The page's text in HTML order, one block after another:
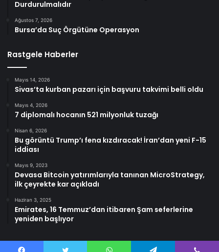
Durdurulmalıdır
Ağustos 7, 2026
Bursa’da Suç Örgütüne Operasyon
Rastgele Haberler
Mayıs 14, 2026
Sivas’ta kurban pazarı için başvuru takvimi belli oldu
Mayıs 4, 2026
7 diplomalı hocanın 521 milyonluk tuzağı
Nisan 6, 2026
Bu görüntü Trump’ı fena kızdıracak! İran’dan yeni F-15
iddiası
Mayıs 9, 2023
Devasa Bitcoin yatırımlarıyla tanınan MicroStrategy,
ilk çeyrekte kar açıkladı
Haziran 3, 2025
Emirates, 16 Temmuz’dan itibaren Şam seferlerine
yeniden başlıyor